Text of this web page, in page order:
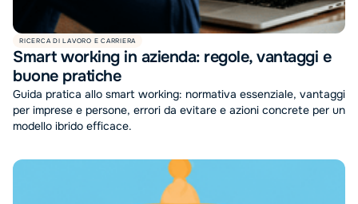
RICERCA DI LAVORO E CARRIERA
Smart working in azienda: regole, vantaggi e
buone pratiche
Guida pratica allo smart working: normativa essenziale, vantaggi
per imprese e persone, errori da evitare e azioni concrete per un
modello ibrido efficace.